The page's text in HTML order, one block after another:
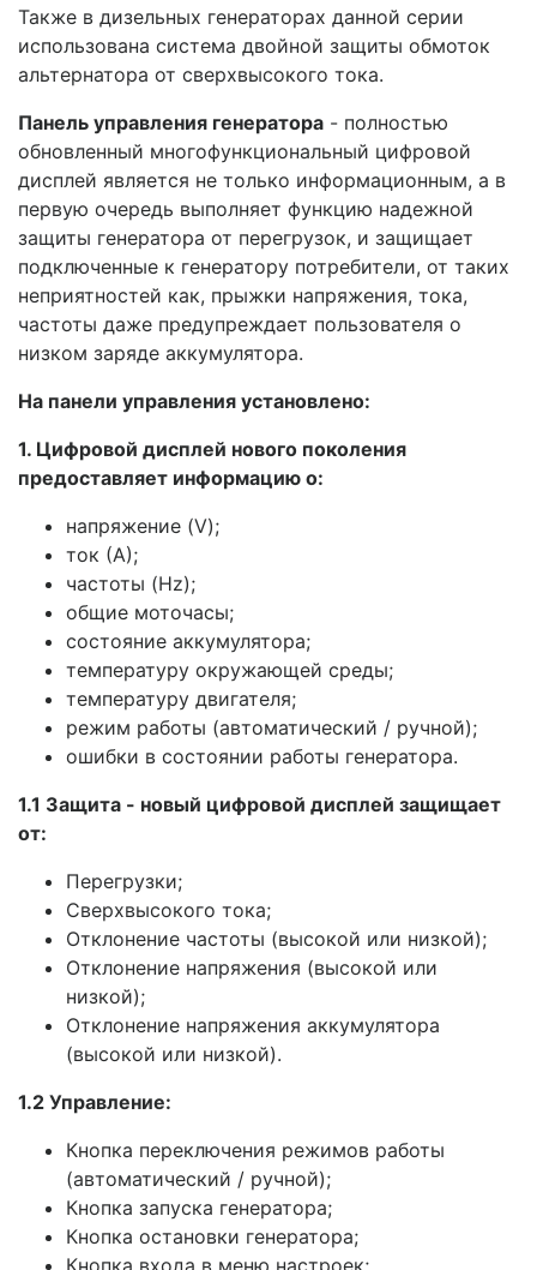
Также в дизельных генераторах данной серии
использована система двойной защиты обмоток
альтернатора от сверхвысокого тока.
Панель управления генератора - полностью
обновленный многофункциональный цифровой
дисплей является не только информационным, а в
первую очередь выполняет функцию надежной
защиты генератора от перегрузок, и защищает
подключенные к генератору потребители, от таких
неприятностей как, прыжки напряжения, тока,
частоты даже предупреждает пользователя о
низком заряде аккумулятора.
На панели управления установлено:
1. Цифровой дисплей нового поколения
предоставляет информацию о:
напряжение (V);
ток (А);
частоты (Hz);
общие моточасы;
состояние аккумулятора;
температуру окружающей среды;
температуру двигателя;
режим работы (автоматический / ручной);
ошибки в состоянии работы генератора.
1.1 Защита - новый цифровой дисплей защищает
от:
Перегрузки;
Сверхвысокого тока;
Отклонение частоты (высокой или низкой);
Отклонение напряжения (высокой или
низкой);
Отклонение напряжения аккумулятора
(высокой или низкой).
1.2 Управление:
Кнопка переключения режимов работы
(автоматический / ручной);
Кнопка запуска генератора;
Кнопка остановки генератора;